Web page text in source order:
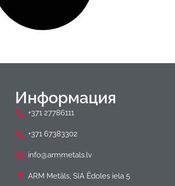
Информация
+371 27786111
+371 67383302
info@armmetals.lv
ARM Metāls, SIA Ēdoles iela 5